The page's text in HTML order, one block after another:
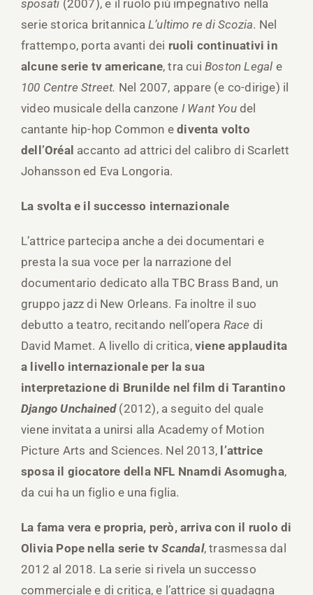
sposati (2007), e il ruolo più impegnativo nella
serie storica britannica L’ultimo re di Scozia. Nel
frattempo, porta avanti dei ruoli continuativi in
alcune serie tv americane, tra cui Boston Legal e
100 Centre Street. Nel 2007, appare (e co-dirige) il
video musicale della canzone I Want Youdel
cantante hip-hop Common ediventa volto
dell’Oréal accanto ad attrici del calibro di Scarlett
Johansson ed Eva Longoria.
La svolta e il successo internazionale
L’attrice partecipa anche a dei documentari e
presta la sua voce per la narrazione del
documentario dedicato alla TBC Brass Band, un
gruppo jazz di New Orleans. Fa inoltre il suo
debutto a teatro, recitando nell’opera Race di
David Mamet. A livello di critica, viene applaudita
a livello internazionale per la sua
interpretazione di Brunilde nel film di Tarantino
Django Unchained(2012), a seguito del quale
viene invitata a unirsi alla Academy of Motion
Picture Arts and Sciences. Nel 2013, l’attrice
sposa il giocatore della NFL Nnamdi Asomugha,
da cui ha un figlio e una figlia.
La fama vera e propria, però, arriva con il ruolo di
Olivia Pope nella serie tvScandal, trasmessa dal
2012 al 2018. La serie si rivela un successo
commerciale e di critica, e l’attrice si guadagna